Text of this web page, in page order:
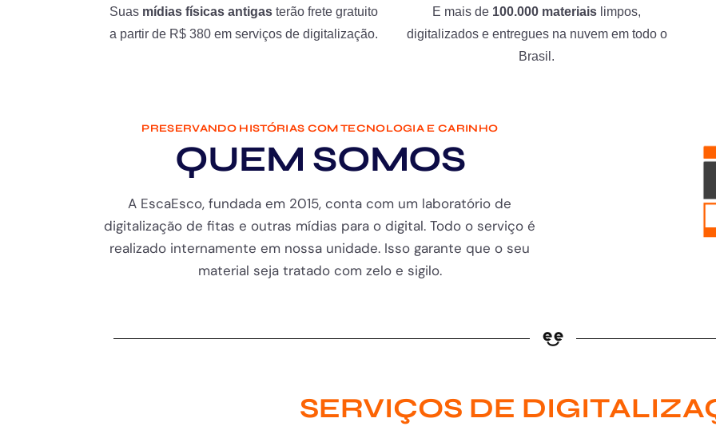
Suas mídias físicas antigas terão frete gratuito
a partir de R$ 380 em serviços de digitalização.
E mais de 100.000 materiais limpos,
digitalizados e entregues na nuvem em todo o
Brasil.
PRESERVANDO HISTÓRIAS COM TECNOLOGIA E CARINHO
QUEM SOMOS
A EscaEsco, fundada em 2015, conta com um laboratório de
digitalização de fitas e outras mídias para o digital. Todo o serviço é
realizado internamente em nossa unidade. Isso garante que o seu
material seja tratado com zelo e sigilo.
SERVIÇOS DE